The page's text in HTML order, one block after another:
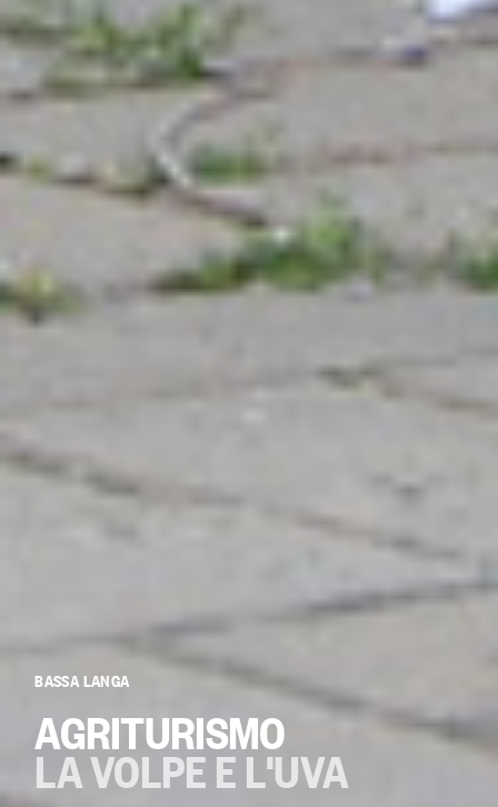
BASSA LANGA
AGRITURISMO
LA VOLPE E L'UVA